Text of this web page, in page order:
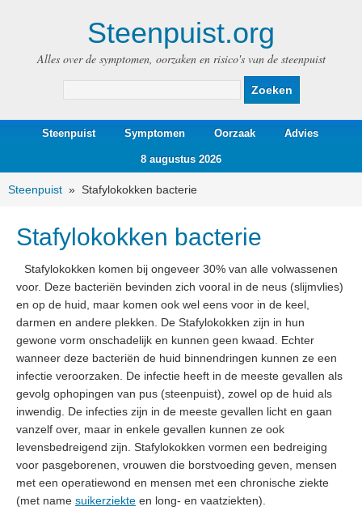
Steenpuist.org
Alles over de symptomen, oorzaken en risico's van de steenpuist
Steenpuist Symptomen Oorzaak Advies
8 augustus 2026
Steenpuist » Stafylokokken bacterie
Stafylokokken bacterie
Stafylokokken komen bij ongeveer 30% van alle volwassenen
voor. Deze bacteriën bevinden zich vooral in de neus (slijmvlies)
en op de huid, maar komen ook wel eens voor in de keel,
darmen en andere plekken. De Stafylokokken zijn in hun
gewone vorm onschadelijk en kunnen geen kwaad. Echter
wanneer deze bacteriën de huid binnendringen kunnen ze een
infectie veroorzaken. De infectie heeft in de meeste gevallen als
gevolg ophopingen van pus (steenpuist), zowel op de huid als
inwendig. De infecties zijn in de meeste gevallen licht en gaan
vanzelf over, maar in enkele gevallen kunnen ze ook
levensbedreigend zijn. Stafylokokken vormen een bedreiging
voor pasgeborenen, vrouwen die borstvoeding geven, mensen
met een operatiewond en mensen met een chronische ziekte
(met name suikerziekte en long- en vaatziekten).